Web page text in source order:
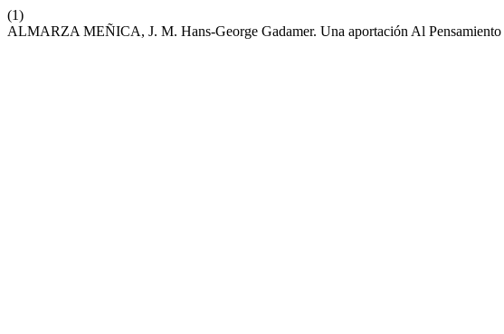
(1)
ALMARZA MEÑICA, J. M. Hans-George Gadamer. Una aportación Al